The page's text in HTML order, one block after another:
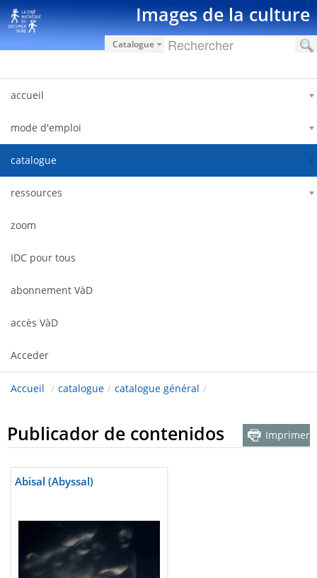
Saltar al contenido Images de la culture
Catalogue
accueil
mode d'emploi
catalogue
ressources
zoom
IDC pour tous
abonnement VàD
accès VàD
Acceder
Accueil / catalogue / catalogue général /
Publicador de contenidos Imprimer
Abisal (Abyssal)